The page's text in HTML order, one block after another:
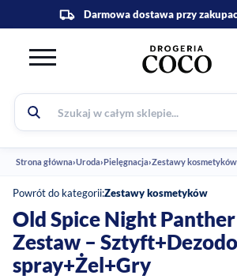
Strona główna›Uroda›Pielęgnacja›Zestawy kosmetyków
Powrót do kategorii:Zestawy kosmetyków
Old Spice Night
Zestaw –
spray+Żel+Gry